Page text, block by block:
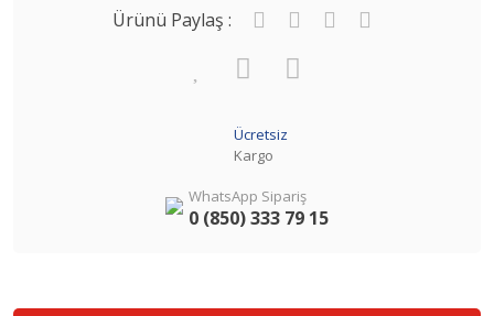
Ürünü Paylaş :
Ücretsiz
Kargo
WhatsApp Sipariş
0 (850) 333 79 15